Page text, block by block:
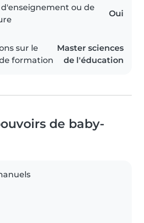
ou de
Oui
sur le
formation
Master sciences
de l'éducation
de baby-